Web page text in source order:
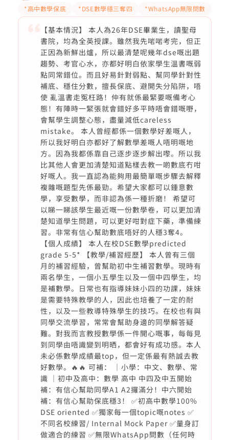
*高中數學保底 *DSE數學穩三奪四 *WhatsApp無限問數
【基本情況】 本人為26年DSE畢業生，讀聖母
書院，均為全英授課。雖然我先啱啱考完，但正
正因為新鮮出爐，所以最清楚呢幾年dse嘅出題
趨勢、考官心水，亦都好明白依家學生溫書嘅弱
點同常錯位。而且好易針對弱點、幫同學針對性
補底、穩住分數，擅長保底、避開失分陷阱，唔
使 亂溫書走冤枉路！仲有就係最緊要嘅備考心
態！有陣時一緊張就會錯好多平時唔會錯嘅嘢，
會幫學生調整心態，盡量減低careless
mistake。 本人曾經都係一個數學好差嘅人，
所以我好明白亦都好了解數學差嘅人唔明嘅地
方。因為我都係靠自己逐步逐步解出嚟。所以我
比其他人會更加清楚知道點樣去教一啲數底冇咁
好嘅人。我一直認為能夠用最簡單嘅步驟去解釋
複雜嘅題型先係最勁。希望大家都可以鍾意數
學，享受數學，而非認為係一種折磨！ 希望可
以睇一睇該學生最近嘅一份數學卷，可以更加清
楚知道學生問題，可以更好咁對症下藥，準備練
習。非常有信心幫助數底唔好的人穩3奪4。
【個人成績】 本人在校DSE數學predicted
grade 5-5* 【教學/補習經歷】 本人曾有三個
月的補習經驗，曾幫助初中生補習數學。現時有
兩名學生，一個小五學生以及一個中四學生，均
是補數學。日常也有指導妹妹小四的功課，妹妹
是需要特殊教學的人，因此也培養了一定的耐
性，以及一些教導特殊學生的技巧。在校也有與
同學交流學習，常常會幫助身邊的同學解答疑
難。對我而言教授數學係一件開心嘅事，每每見
到同學由唔識變到明晒，都會好有成功感。本人
未必係數學成績最top，但一定係最有熱誠去教
好數學。🔥🔥 可補： ｜小學：中文、數學、常
識 ｜初中及高中：數學 高中 中四及中五開始
補：有信心幫助同學A1 A2攞滿分！中六開始
補：有信心幫助保底穩3！ ✅初高中數學100%
DSE oriented ✅獨家每一個topic嘅notes ✅
不同名校練習/ Internal Mock Paper ✅量身訂
做適合的練習 ✅無限WhatsApp問數（任何時